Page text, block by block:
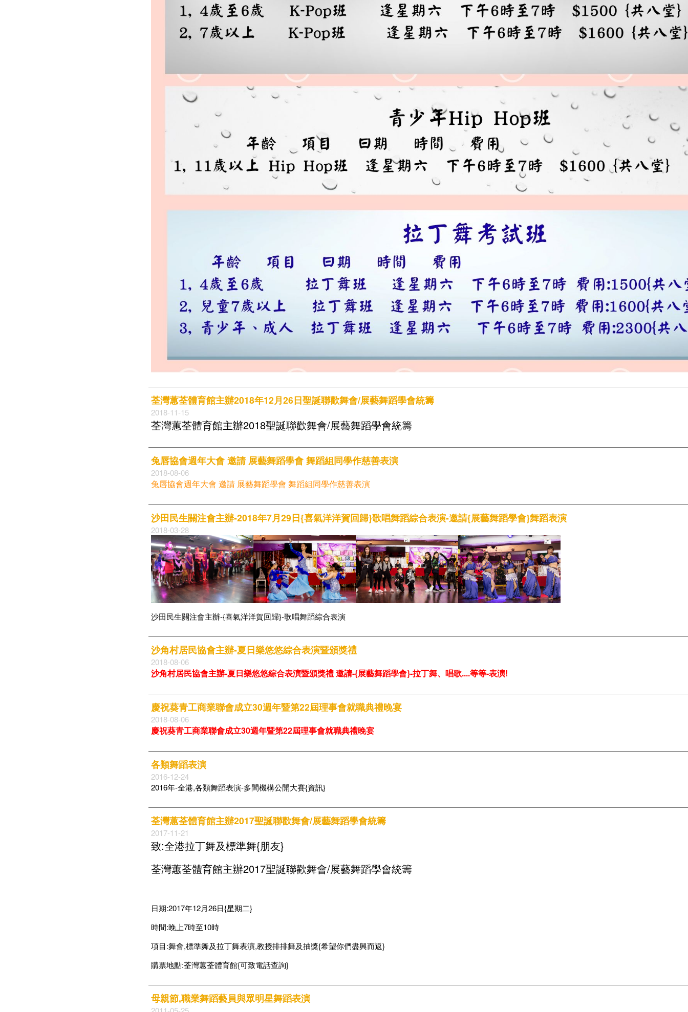
荃灣蕙荃體育館主辦2018年12月26日聖誕聯歡舞會/展藝舞蹈學會統籌
2018-11-15
荃灣蕙荃體育館主辦2018聖誕聯歡舞會/展藝舞蹈學會統籌
兔唇協會週年大會 邀請 展藝舞蹈學會 舞蹈組同學作慈善表演
2018-08-06
兔唇協會週年大會 邀請 展藝舞蹈學會 舞蹈組同學作慈善表演
沙田民生關注會主辦-2018年7月29日{喜氣洋洋賀回歸}歌唱舞蹈綜合表演-邀請{展藝舞蹈學會}舞蹈表演
2018-03-28
沙田民生關注會主辦-{喜氣洋洋賀回歸}-歌唱舞蹈綜合表演
沙角村居民協會主辦-夏日樂悠悠綜合表演暨頒獎禮
2018-08-06
沙角村居民協會主辦-夏日樂悠悠綜合表演暨頒獎禮 邀請-{展藝舞蹈學會}-拉丁舞、唱歌....等等-表演!
慶祝葵青工商業聯會成立30週年暨第22屆理事會就職典禮晚宴
2018-08-06
慶祝葵青工商業聯會成立30週年暨第22屆理事會就職典禮晚宴
各類舞蹈表演
2016-12-24
2016年-全港,各類舞蹈表演-多間機構公開大賽{資訊}
荃灣蕙荃體育館主辦2017聖誕聯歡舞會/展藝舞蹈學會統籌
2017-11-21
致:全港拉丁舞及標準舞{朋友}
荃灣蕙荃體育館主辦2017聖誕聯歡舞會/展藝舞蹈學會統籌
日期:2017年12月26日{星期二}
時間:晚上7時至10時
項目:舞會,標準舞及拉丁舞表演,教授排排舞及抽獎{希望你們盡興而返}
購票地點:荃灣蕙荃體育館{可致電話查詢}
母親節,職業舞蹈藝員與眾明星舞蹈表演